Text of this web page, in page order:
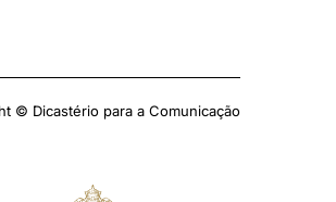
© Dicastério para a Comunicação